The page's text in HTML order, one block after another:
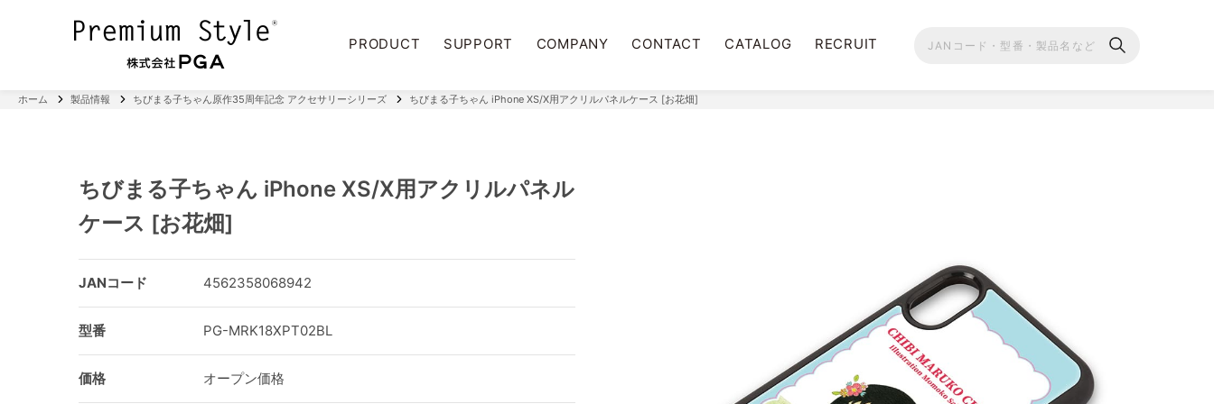
PRODUCT SUPPORT COMPANY CONTACT CATALOG RECRUIT
ホーム 製品情報 ちびまる子ちゃん原作35周年記念 アクセサリーシリーズ ちびまる子ちゃん iPhone XS/X用アクリルパネルケース [お花畑]
ちびまる子ちゃん iPhone XS/X用アクリルパネル
ケース [お花畑]
JANコード 4562358068942
型番 PG-MRK18XPT02BL
価格 オープン価格